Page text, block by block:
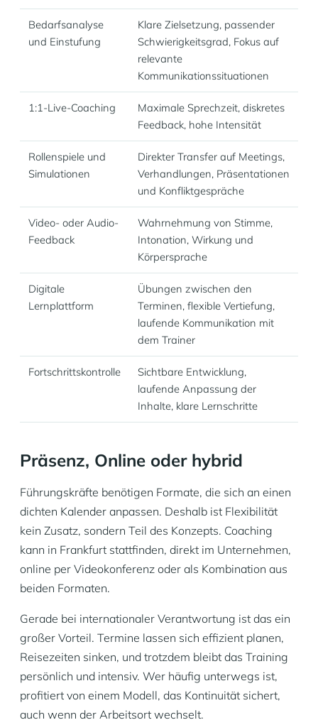
Bedarfsanalyse
und Einstufung
Klare Zielsetzung, passender
Schwierigkeitsgrad, Fokus auf
relevante
Kommunikationssituationen
1:1-Live-Coaching
Maximale Sprechzeit, diskretes
Feedback, hohe Intensität
Rollenspiele und
Simulationen
Direkter Transfer auf Meetings,
Verhandlungen, Präsentationen
und Konfliktgespräche
Video- oder Audio-
Feedback
Wahrnehmung von Stimme,
Intonation, Wirkung und
Körpersprache
Digitale
Lernplattform
Übungen zwischen den
Terminen, flexible Vertiefung,
laufende Kommunikation mit
dem Trainer
Fortschrittskontrolle
Sichtbare Entwicklung,
laufende Anpassung der
Inhalte, klare Lernschritte
Präsenz, Online oder hybrid
Führungskräfte benötigen Formate, die sich an einen
dichten Kalender anpassen. Deshalb ist Flexibilität
kein Zusatz, sondern Teil des Konzepts. Coaching
kann in Frankfurt stattfinden, direkt im Unternehmen,
online per Videokonferenz oder als Kombination aus
beiden Formaten.
Gerade bei internationaler Verantwortung ist das ein
großer Vorteil. Termine lassen sich effizient planen,
Reisezeiten sinken, und trotzdem bleibt das Training
persönlich und intensiv. Wer häufig unterwegs ist,
profitiert von einem Modell, das Kontinuität sichert,
auch wenn der Arbeitsort wechselt.